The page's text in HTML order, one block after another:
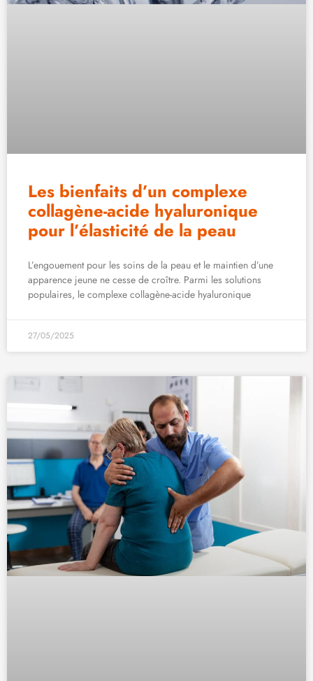
Les bienfaits d’un complexe
collagène-acide hyaluronique
pour l’élasticité de la peau
L’engouement pour les soins de la peau et le maintien d’une
apparence jeune ne cesse de croître. Parmi les solutions
populaires, le complexe collagène-acide hyaluronique
27/05/2025